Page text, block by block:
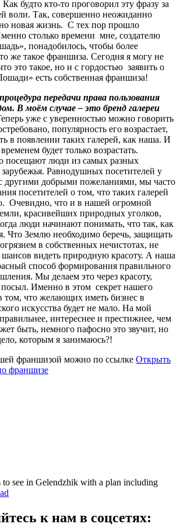
будто кто-то проговорил эту фразу за
воли. Так, совершенно неожиданно
новая жизнь. С тех пор прошло
столько времени мне, создателю
понадобилось, чтобы более
же такое франшиза. Сегодня я могу не
это такое, но и с гордостью заявить о
есть собственная франшиза!
передачи права пользования
В моём случае – это бренд галереи
уже с уверенностью можно говорить
популярность его возрастает,
в появлении таких галерей, как наша. И
будет только возрастать.
посещают люди из самых разных
Равнодушных посетителей у
другими добрыми пожеланиями, мы часто
посетителей о том, что таких галерей
Очевидно, что и в нашей огромной
красивейших природных уголков,
люди начинают понимать, что так, как
Что Землю необходимо беречь, защищать
в собственных нечистотах, не
шансов видеть природную красоту. А наша
способ формирования правильного
Мы делаем это через красоту,
Именно в этом секрет нашего
том, что желающих иметь бизнес в
искусства будет не мало. На мой
интереснее и престижнее, чем
быть, немного пафосно это звучит, но
которым я занимаюсь?!
франшизой можно по ссылке Открыть
франшизе
to see in Gelendzhik with a plan including
к нам в соцсетях: